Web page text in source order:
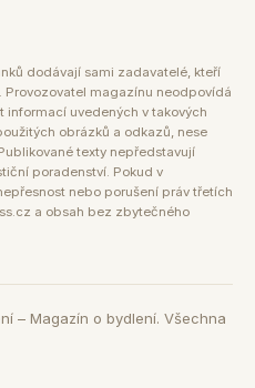
dodávají sami zadavatelé, kteří
magazínu neodpovídá
informací uvedených v takových
obrázků a odkazů, nese
texty nepředstavují
poradenství. Pokud v
nebo porušení práv třetích
a obsah bez zbytečného
– Magazín o bydlení. Všechna